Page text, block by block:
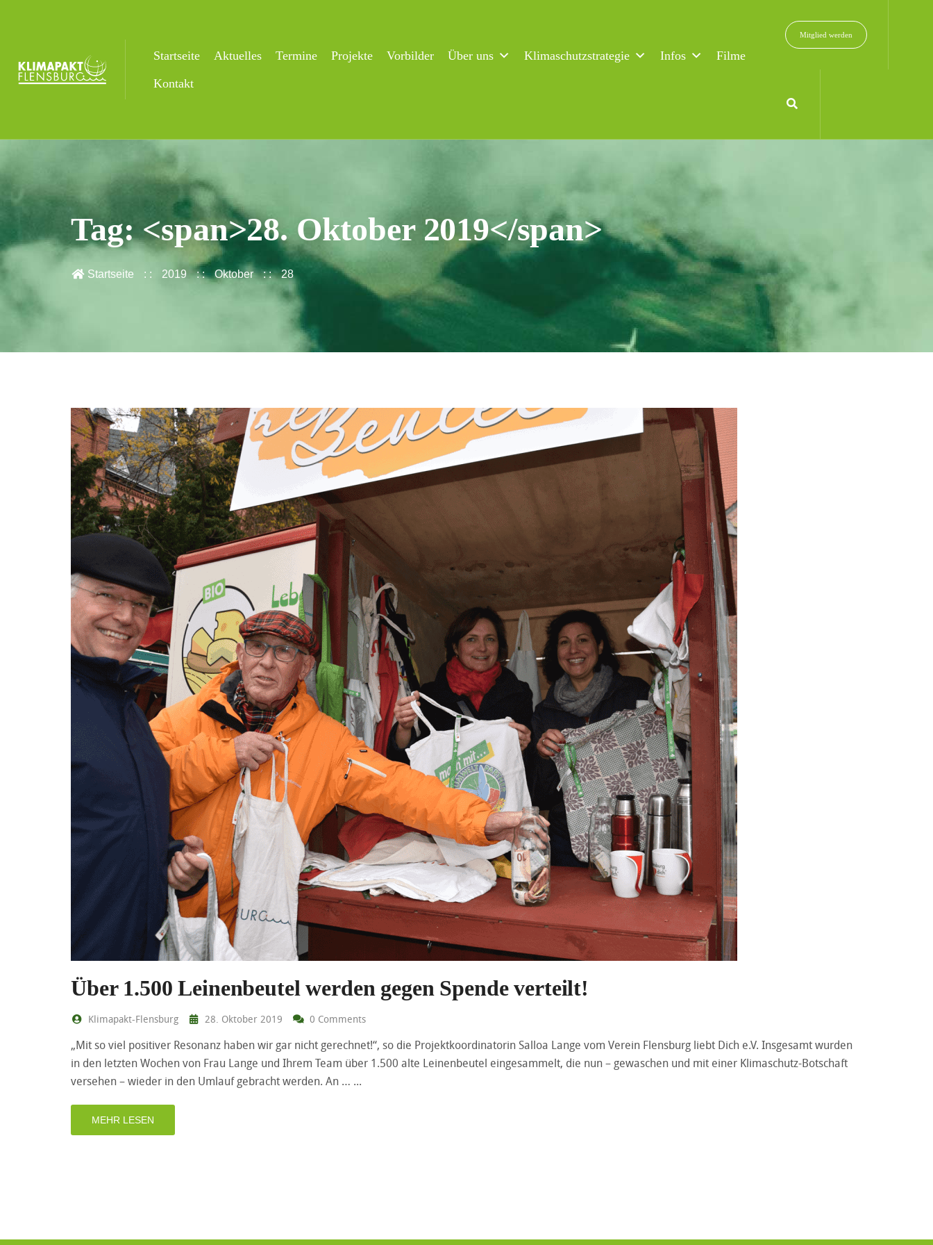
Startseite Aktuelles Termine Projekte Vorbilder Über uns Klimaschutzstrategie Infos
Filme
Kontakt
Mitglied werden
Tag: <span>28. Oktober 2019</span>
Startseite 2019 Oktober 28
Über 1.500 Leinenbeutel werden gegen Spende verteilt!
Klimapakt-Flensburg 28. Oktober 2019 0 Comments
„Mit so viel positiver Resonanz haben wir gar nicht gerechnet!“, so die Projektkoordinatorin Salloa Lange vom Verein Flensburg liebt Dich e.V. Insgesamt wurden
in den letzten Wochen von Frau Lange und Ihrem Team über 1.500 alte Leinenbeutel eingesammelt, die nun – gewaschen und mit einer Klimaschutz-Botschaft
versehen – wieder in den Umlauf gebracht werden. An …
MEHR LESEN